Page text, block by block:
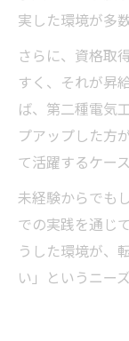
実した環境が多
さらに、資格取
すく、それが昇
ば、第二種電気
プアップした方
て活躍するケー
未経験からでも
での実践を通じ
うした環境が、
い」というニー